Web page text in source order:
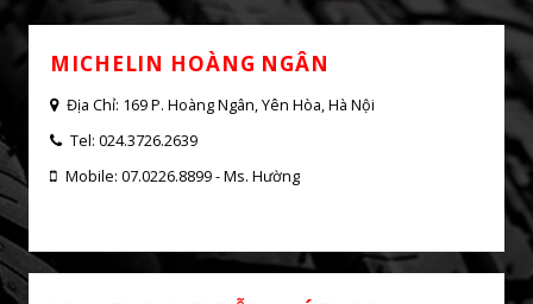
PRIMACY 3 ST